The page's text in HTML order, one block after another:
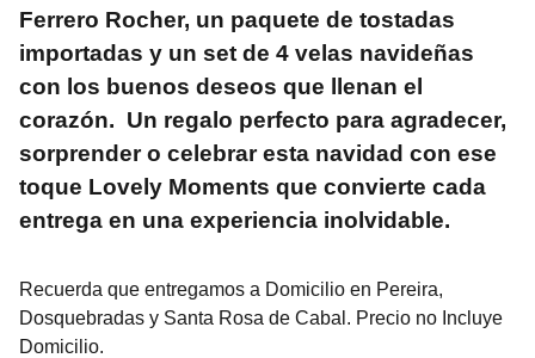
Ferrero Rocher, un paquete de tostadas
importadas y un set de 4 velas navideñas
con los buenos deseos que llenan el
corazón. Un regalo perfecto para agradecer,
sorprender o celebrar esta navidad con ese
toque Lovely Moments que convierte cada
entrega en una experiencia inolvidable.
Recuerda que entregamos a Domicilio en Pereira,
Dosquebradas y Santa Rosa de Cabal. Precio no Incluye
Domicilio.